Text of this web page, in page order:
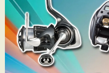
セール品紹介
アイテム紹介
ルアーインプレ